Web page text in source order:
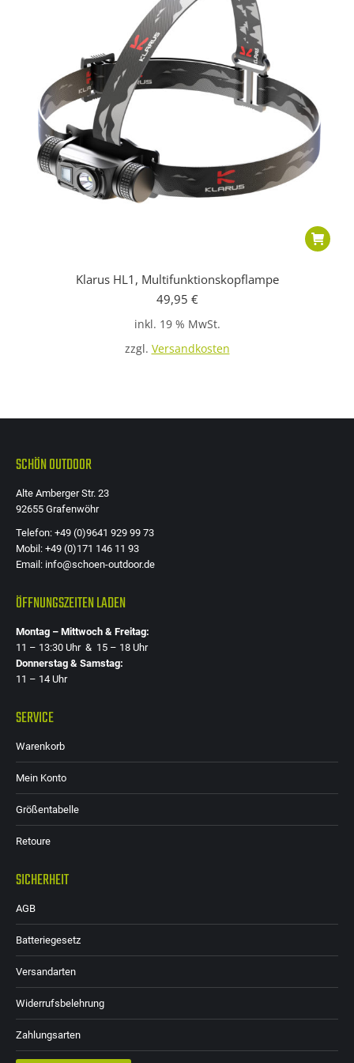
Klarus HL1, Multifunktionskopflampe
49,95 €
inkl. 19 % MwSt.
zzgl. Versandkosten
SCHÖN OUTDOOR
Alte Amberger Str. 23
92655 Grafenwöhr
Telefon: +49 (0)9641 929 99 73
Mobil: +49 (0)171 146 11 93
Email: info@schoen-outdoor.de
ÖFFNUNGSZEITEN LADEN
Montag – Mittwoch & Freitag:
11 – 13:30 Uhr & 15 – 18 Uhr
Donnerstag & Samstag:
11 – 14 Uhr
SERVICE
Warenkorb
Mein Konto
Größentabelle
Retoure
SICHERHEIT
AGB
Batteriegesetz
Versandarten
Widerrufsbelehrung
Zahlungsarten